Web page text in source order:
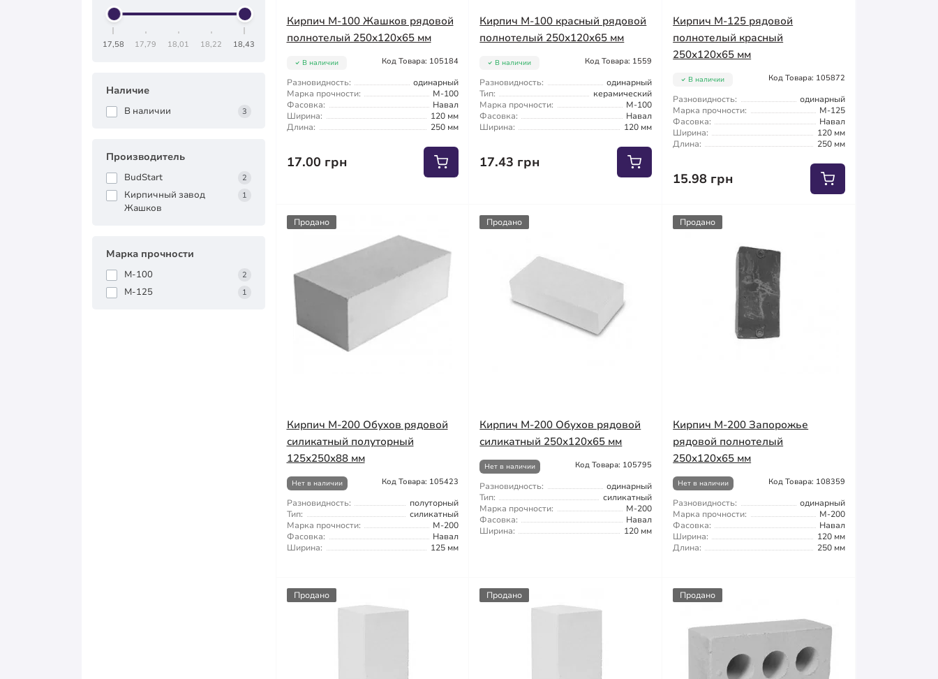
17,58 17,79 18,01 18,22 18,43
Наличие
В наличии 3
Производитель
BudStart 2
Кирпичный завод
Жашков
1
Марка прочности
М-100 2
М-125 1
Кирпич М-100 Жашков рядовой
полнотелый 250х120х65 мм
В наличии Код Товара: 105184
Разновидность:
одинарный
Марка прочности:
М-100
Фасовка:
Навал
Ширина:
120 мм
Длина:
250 мм
17.00 грн
Кирпич М-100 красный рядовой
полнотелый 250х120х65 мм
В наличии Код Товара: 1559
Разновидность:
одинарный
Тип:
керамический
Марка прочности:
М-100
Фасовка:
Навал
Ширина:
120 мм
17.43 грн
Кирпич М-125 рядовой
полнотелый красный
250х120х65 мм
В наличии Код Товара: 105872
Разновидность:
одинарный
Марка прочности:
М-125
Фасовка:
Навал
Ширина:
120 мм
Длина:
250 мм
15.98 грн
Продано
Кирпич М-200 Обухов рядовой
силикатный полуторный
125х250х88 мм
Нет в наличии Код Товара: 105423
Разновидность:
полуторный
Тип:
силикатный
Марка прочности:
М-200
Фасовка:
Навал
Ширина:
125 мм
Продано
Кирпич М-200 Обухов рядовой
силикатный 250х120х65 мм
Нет в наличии Код Товара: 105795
Разновидность:
одинарный
Тип:
силикатный
Марка прочности:
М-200
Фасовка:
Навал
Ширина:
120 мм
Продано
Кирпич М-200 Запорожье
рядовой полнотелый
250х120х65 мм
Нет в наличии Код Товара: 108359
Разновидность:
одинарный
Марка прочности:
М-200
Фасовка:
Навал
Ширина:
120 мм
Длина:
250 мм
Продано Продано Продано